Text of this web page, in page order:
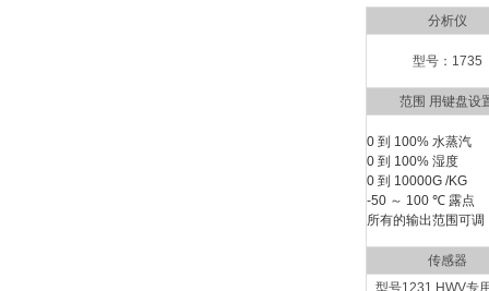
分析仪
型号：1735
范围 用键盘设
0 到 100% 水蒸汽
0 到 100% 湿度
0 到 10000G /KG
-50 ～ 100 ℃ 露点
所有的输出范围可调
传感器
型号1231 HWV专